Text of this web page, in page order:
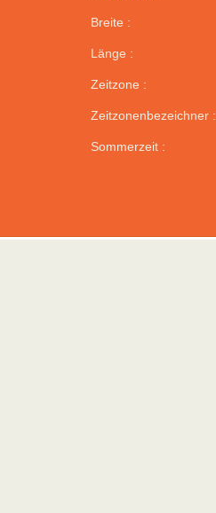
Breite :
Länge :
Zeitzone :
Zeitzonenbezeichner :
Sommerzeit :